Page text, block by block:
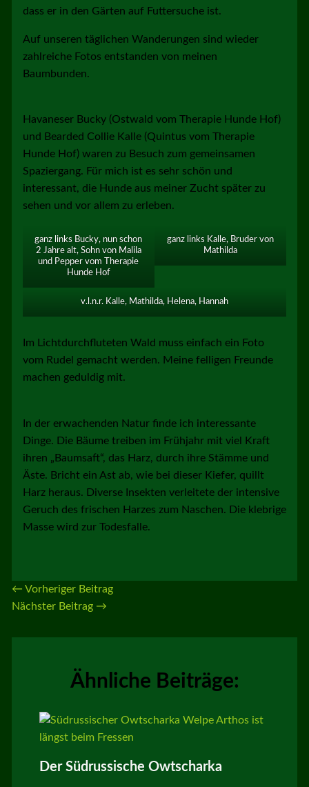
dass er in den Gärten auf Futtersuche ist.
Auf unseren täglichen Wanderungen sind wieder
zahlreiche Fotos entstanden von meinen
Baumbunden.
Havaneser Bucky (Ostwald vom Therapie Hunde Hof)
und Bearded Collie Kalle (Quintus vom Therapie
Hunde Hof) waren zu Besuch zum gemeinsamen
Spaziergang. Für mich ist es sehr schön und
interessant, die Hunde aus meiner Zucht später zu
sehen und vor allem zu erleben.
ganz links Bucky, nun schon
2 Jahre alt, Sohn von Malila
und Pepper vom Therapie
Hunde Hof
ganz links Kalle, Bruder von
Mathilda
v.l.n.r. Kalle, Mathilda, Helena, Hannah
Im Lichtdurchfluteten Wald muss einfach ein Foto
vom Rudel gemacht werden. Meine felligen Freunde
machen geduldig mit.
In der erwachenden Natur finde ich interessante
Dinge. Die Bäume treiben im Frühjahr mit viel Kraft
ihren „Baumsaft“, das Harz, durch ihre Stämme und
Äste. Bricht ein Ast ab, wie bei dieser Kiefer, quillt
Harz heraus. Diverse Insekten verleitete der intensive
Geruch des frischen Harzes zum Naschen. Die klebrige
Masse wird zur Todesfalle.
← Vorheriger Beitrag
Nächster Beitrag →
Ähnliche Beiträge:
Der Südrussische Owtscharka